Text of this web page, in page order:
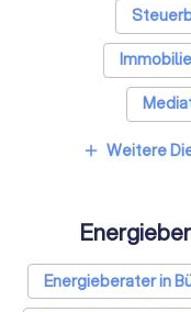
add Weitere
Energieberater in